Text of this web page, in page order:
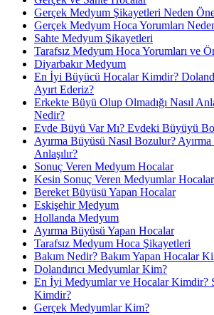
Gerçek Medyum Şikayetleri Neden
Gerçek Medyum Hoca Yorumları
Sahte Medyum Şikayetleri
Tarafsız Medyum Hoca Yorumları ve
Diyarbakır Medyum
En İyi Büyücü Hocalar Kimdir?
Ayırt Ederiz?
Erkekte Büyü Olup Olmadığı Nasıl
Nedir?
Evde Büyü Var Mı? Evdeki Büyüyü
Ayırma Büyüsü Nasıl Bozulur?
Anlaşılır?
Sonuç Veren Medyum Hocalar
Kesin Sonuç Veren Medyumlar Hocalar
Bereket Büyüsü Yapan Hocalar
Eskişehir Medyum
Hollanda Medyum
Ayırma Büyüsü Yapan Hocalar
Tarafsız Medyum Hoca Şikayetleri
Bakım Nedir? Bakım Yapan Hocalar
Dolandırıcı Medyumlar Kim?
En İyi Medyumlar ve Hocalar Kimdir?
Kimdir?
Gerçek Medyumlar Kim?